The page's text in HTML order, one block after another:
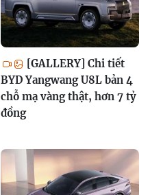
[GALLERY] Chi tiết
BYD Yangwang U8L bản 4
chỗ mạ vàng thật, hơn 7 tỷ
đồng